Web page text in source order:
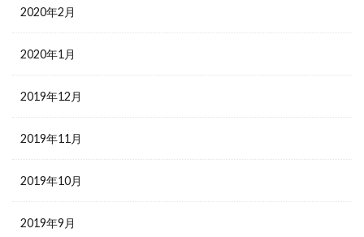
2020年2月
2020年1月
2019年12月
2019年11月
2019年10月
2019年9月